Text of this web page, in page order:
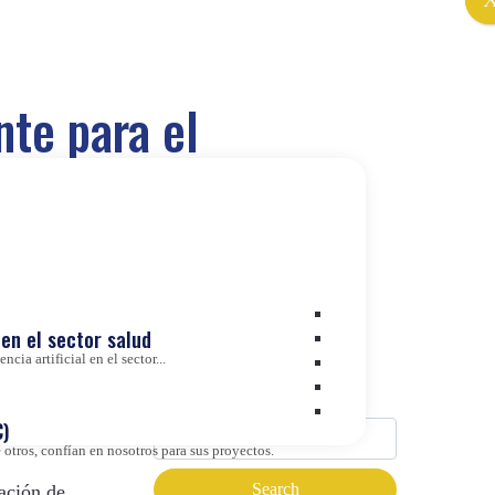
el sector salud
artificial en el sector...
confían en nosotros para sus proyectos.
para el
y